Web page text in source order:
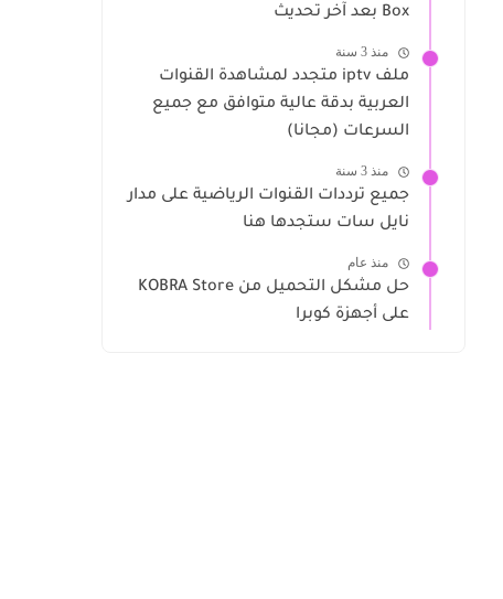
Box بعد آخر تحديث
منذ 3 سنة
ملف iptv متجدد لمشاهدة القنوات
العربية بدقة عالية متوافق مع جميع
السرعات (مجانا)
منذ 3 سنة
جميع ترددات القنوات الرياضية على مدار
نايل سات ستجدها هنا
منذ عام
حل مشكل التحميل من KOBRA Store
على أجهزة كوبرا